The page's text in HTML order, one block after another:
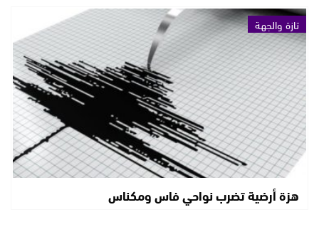
تازة والجهة
هزة أرضية تضرب نواحي فاس ومكناس